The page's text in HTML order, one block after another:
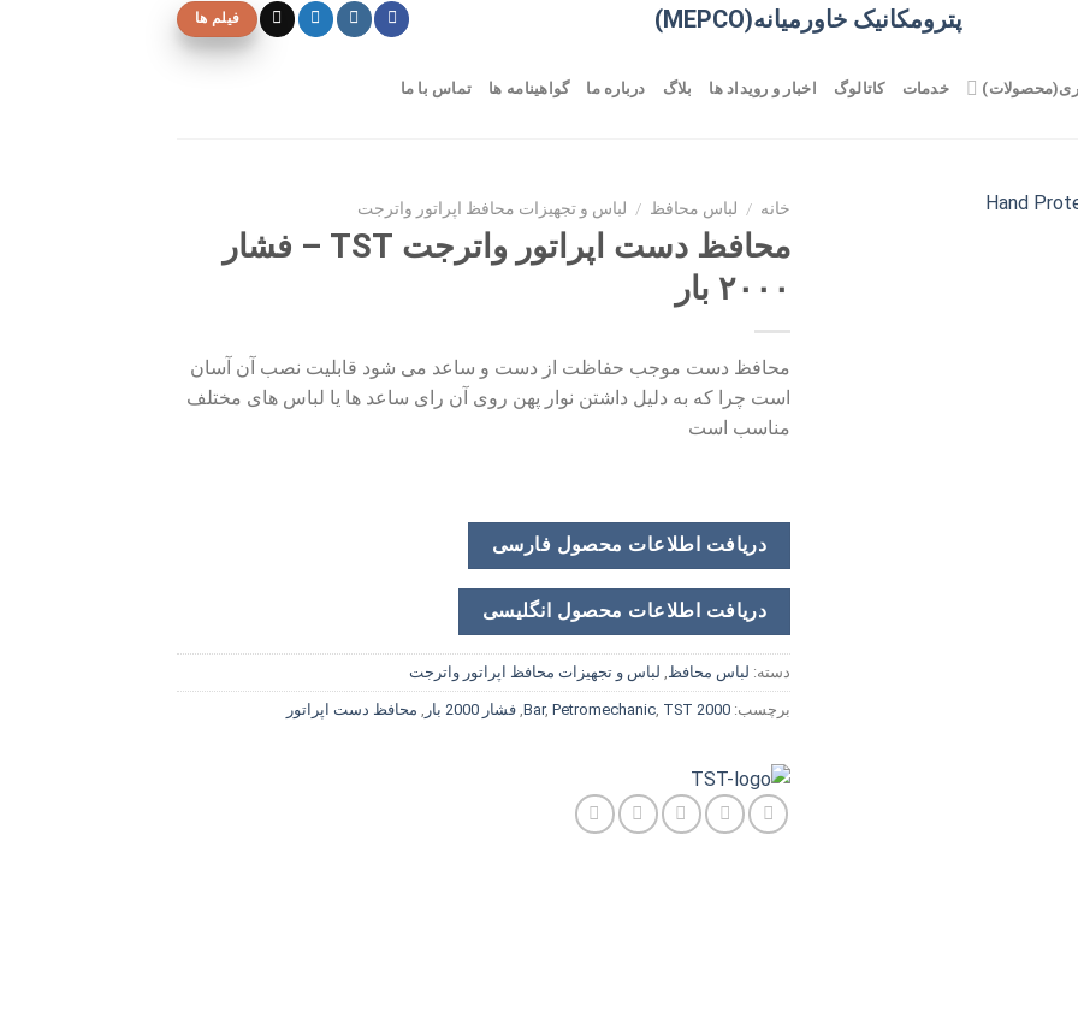
پترومکانیک خاورمیانه(MEPCO) فیلم ها
خدمات کاتالوگ اخبار و رویداد ها بلاگ درباره ما گواهینامه ها تماس با ما
خانه / لباس محافظ / لباس و تجهیزات محافظ اپراتور واترجت
محافظ دست اپراتور واترجت TST – فشار
۲۰۰۰ بار
محافظ دست موجب حفاظت از دست و ساعد مى شود قابلیت نصب آن آسان
است چرا که به دلیل داشتن نوار پهن روى آن راى ساعد ها یا لباس هاى مختلف
مناسب است
دریافت اطلاعات محصول فارسی
دریافت اطلاعات محصول انگلیسی
دسته: لباس محافظ, لباس و تجهیزات محافظ اپراتور واترجت
برچسب: 2000 Bar
, Petromechanic, TST
, فشار 2000 بار , محافظ دست اپراتور